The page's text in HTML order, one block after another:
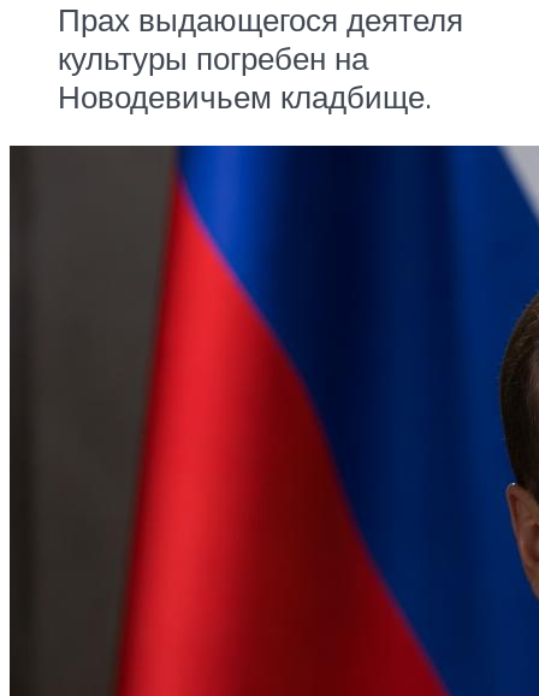
Прах выдающегося деятеля
культуры погребен на
Новодевичьем кладбище.